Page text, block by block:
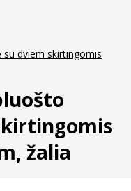
su dviem skirtingomis
žalia